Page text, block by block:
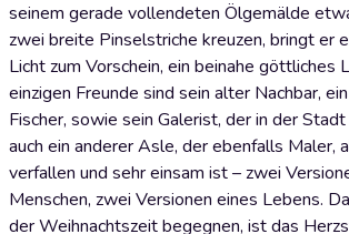
seinem gerade vollendeten Ölgemälde
zwei breite Pinselstriche kreuzen, bringt er
Licht zum Vorschein, ein beinahe göttliches
einzigen Freunde sind sein alter Nachbar,
Fischer, sowie sein Galerist, der in der
auch ein anderer Asle, der ebenfalls Maler,
verfallen und sehr einsam ist – zwei
Menschen, zwei Versionen eines Lebens.
der Weihnachtszeit begegnen, ist das